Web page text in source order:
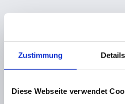
Zustimmung Details
Diese Webseite verwendet